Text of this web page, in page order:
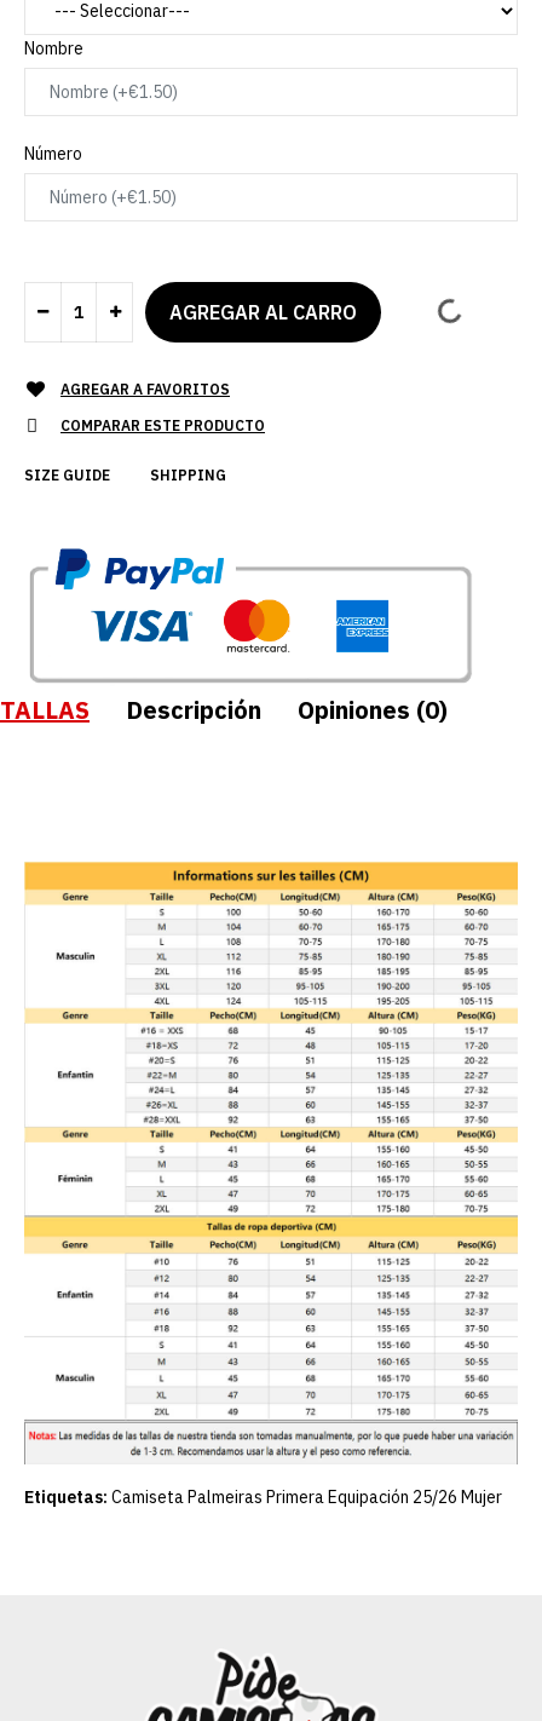
Nombre
Número
AGREGAR A FAVORITOS
COMPARAR ESTE PRODUCTO
SIZE GUIDE SHIPPING
TALLAS Descripción Opiniones (0)
Etiquetas: Camiseta Palmeiras Primera Equipación 25/26 Mujer